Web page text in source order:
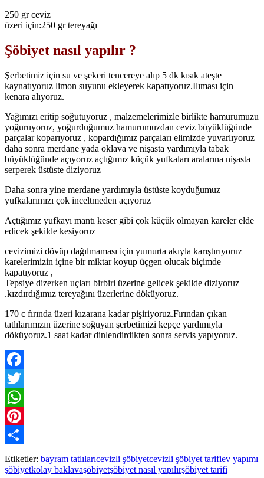
250 gr ceviz
üzeri için:250 gr tereyağı
Şöbiyet nasıl yapılır ?
Şerbetimiz için su ve şekeri tencereye alıp 5 dk kısık ateşte
kaynatıyoruz limon suyunu ekleyerek kapatıyoruz.Ilıması için
kenara alıyoruz.
Yağımızı eritip soğutuyoruz , malzemelerimizle birlikte hamurumuzu
yoğuruyoruz, yoğurduğumuz hamurumuzdan ceviz büyüklüğünde
parçalar koparıyoruz , kopardığımız parçaları elimizde yuvarlıyoruz
daha sonra merdane yada oklava ve nişasta yardımıyla tabak
büyüklüğünde açıyoruz açtığımız küçük yufkaları aralarına nişasta
serperek üstüste diziyoruz
Daha sonra yine merdane yardımıyla üstüste koyduğumuz
yufkalarımızı çok inceltmeden açıyoruz
Açtığımız yufkayı mantı keser gibi çok küçük olmayan kareler elde
edicek şekilde kesiyoruz
cevizimizi dövüp dağılmaması için yumurta akıyla karıştırıyoruz
karelerimizin içine bir miktar koyup üçgen olucak biçimde
kapatıyoruz ,
Tepsiye dizerken uçları birbiri üzerine gelicek şekilde diziyoruz
.kızdırdığımız tereyağını üzerlerine döküyoruz.
170 c fırında üzeri kızarana kadar pişiriyoruz.Fırından çıkan
tatlılarımızın üzerine soğuyan şerbetimizi kepçe yardımıyla
döküyoruz.1 saat kadar dinlendirdikten sonra servis yapıyoruz.
Facebook
Twitter
WhatsApp
Pinterest
Paylaş
Etiketler: bayram tatlılarıcevizli şöbiyetcevizli şöbiyet tarifiev yapımı
şöbiyetkolay baklavaşöbiyetşöbiyet nasıl yapılırşöbiyet tarifi